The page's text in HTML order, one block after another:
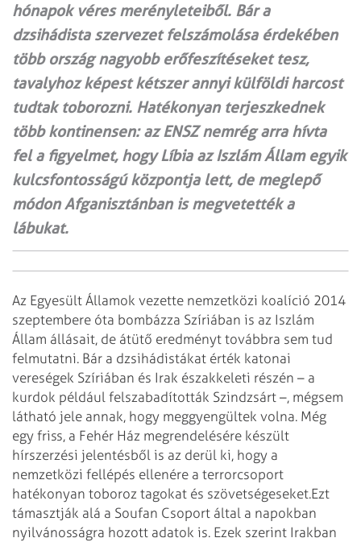
hónapok véres merényleteiből. Bár a
dzsihádista szervezet fel­számolása érdekében
több ország nagyobb erőfeszítéseket tesz,
tavalyhoz képest kétszer annyi külföldi harcost
tudtak toborozni. Hatékonyan terjesz­kednek
több kontinensen: az ENSZ nemrég arra hívta
fel a figyelmet, hogy Líbia az Iszlám Állam egyik
kulcsfontosságú központja lett, de meglepő
módon Afganisztánban is megvetették a
lábukat.
Az Egyesült Államok vezette nemzetközi koalíció 2014
szeptembere óta bombázza Szíriában is az Iszlám
Állam állásait, de átütő eredményt továbbra sem tud
felmutatni. Bár a dzsihádistákat érték katonai
vereségek Szíriában és Irak északkeleti részén – a
kurdok például felszabadították Szindzsárt –, mégsem
látható jele annak, hogy meggyengültek volna. Még
egy friss, a Fehér Ház megrendelésére készült
hírszerzési jelentésből is az derül ki, hogy a
nemzetközi fellépés ellenére a terrorcsoport
hatékonyan toboroz tagokat és szövetségeseket.Ezt
támasztják alá a Soufan Csoport által a napokban
nyilvánosságra hozott adatok is. Ezek szerint Irakban